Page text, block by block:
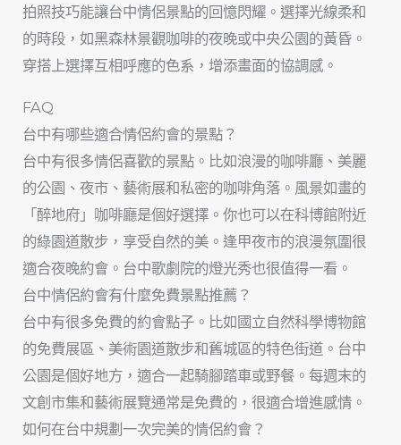
拍照技巧能讓台中情侶景點的回憶閃耀。選擇光線柔和
的時段，如黑森林景觀咖啡的夜晚或中央公園的黃昏。
穿搭上選擇互相呼應的色系，增添畫面的協調感。
FAQ
台中有哪些適合情侶約會的景點？
台中有很多情侶喜歡的景點。比如浪漫的咖啡廳、美麗
的公園、夜市、藝術展和私密的咖啡角落。風景如畫的
「醉地府」咖啡廳是個好選擇。你也可以在科博館附近
的綠園道散步，享受自然的美。逢甲夜市的浪漫氛圍很
適合夜晚約會。台中歌劇院的燈光秀也很值得一看。
台中情侶約會有什麼免費景點推薦？
台中有很多免費的約會點子。比如國立自然科學博物館
的免費展區、美術園道散步和舊城區的特色街道。台中
公園是個好地方，適合一起騎腳踏車或野餐。每週末的
文創市集和藝術展覽通常是免費的，很適合增進感情。
如何在台中規劃一次完美的情侶約會？